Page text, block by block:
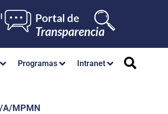
Programas Intranet
A/MPMN